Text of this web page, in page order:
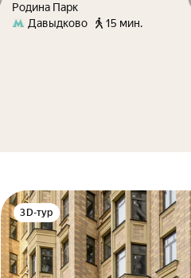
Родина Парк
Давыдково
15 мин.
3D-тур